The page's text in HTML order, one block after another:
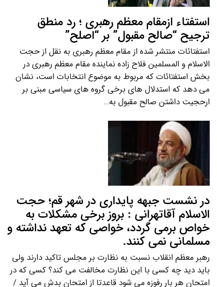
استفتاء ازمقام معظم رهبری ؛ رد منطق
ترجیح “صالح مقبول” بر “اصلح”
استفتائات منتشر شده از مقام معظم رهبری به نقل از حجت
الاسلام و المسلمین فلاح زاده نماینده مقام معظم رهبری در
بخش استفتائات که مربوط به موضوع انتخابات است، نشان
می دهد که استدلال های برخی گروه های سیاسی مبنی بر
ارحجیت داشتن صالح مقبول به…
در نشست جبهه پایداری در شهر قم؛ حجت
الاسلام آقاتهرانی : بروز برخی مشکلات به
خواص برمی گردد، خواصی که تعهد نداشته و
مسلمانی نمی کنند.
رهبر معظم انقلاب نسبت به نظارت بر مجلس تاکید دارند ولی
باید دید چه کسی با این نظارت مخالفت می کند؟ کسی که در
امتحان هر بار رفوزه می شود قاعدتا از امتحان بدش می آید /